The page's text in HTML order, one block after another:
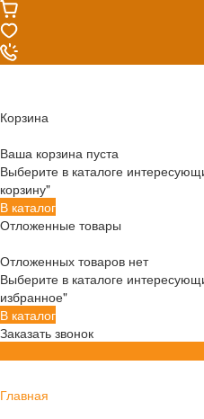
Корзина
Ваша корзина пуста
Выберите в каталоге
корзину"
В каталог
Отложенные товары
Отложенных товаров нет
Выберите в каталоге
избранное"
В каталог
Заказать звонок
Главная